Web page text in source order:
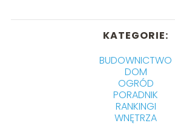
KATEGORIE:
BUDOWNICTWO
DOM
OGRÓD
PORADNIK
RANKINGI
WNĘTRZA